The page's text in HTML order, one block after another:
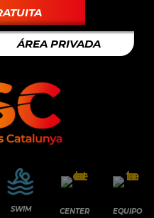
ÁREA PRIVADA
SWIM CENTER EQUIPO